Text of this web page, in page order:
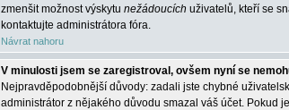
zmenšit možnost výskytu nežádoucích uživatelů, kteří se
kontaktujte administrátora fóra.
Návrat nahoru
V minulosti jsem se zaregistroval, ovšem nyní se
Nejpravděpodobnější důvody: zadali jste chybné
administrátor z nějakého důvodu smazal váš účet. Pokud